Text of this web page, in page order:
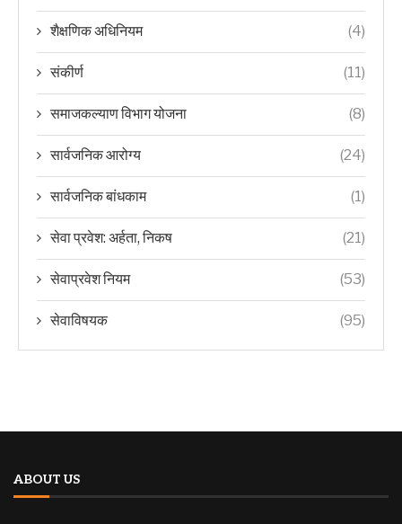
शैक्षणिक अधिनियम (4)
संकीर्ण (11)
समाजकल्याण विभाग योजना (8)
सार्वजनिक आरोग्य (24)
सार्वजनिक बांधकाम (1)
सेवा प्रवेश: अर्हता, निकष (21)
सेवाप्रवेश नियम (53)
सेवाविषयक (95)
ABOUT US